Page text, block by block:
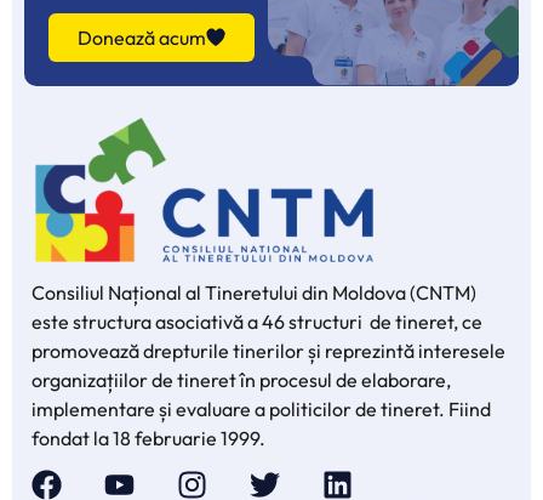
Donează acum
Consiliul Național al Tineretului din Moldova (CNTM)
este structura asociativă a 46 structuri de tineret, ce
promovează drepturile tinerilor și reprezintă interesele
organizațiilor de tineret în procesul de elaborare,
implementare și evaluare a politicilor de tineret. Fiind
fondat la 18 februarie 1999.